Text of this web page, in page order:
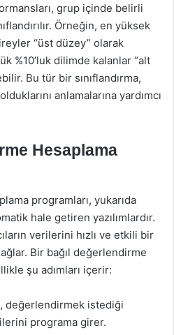
grup içinde belirli
Örneğin, en yüksek
“üst düzey” olarak
%10’luk dilimde kalanlar “alt
Bu tür bir sınıflandırma,
anlamalarına yardımcı
Hesaplama
programları, yukarıda
hale getiren yazılımlardır.
verilerini hızlı ve etkili bir
Bir bağıl değerlendirme
şu adımları içerir:
değerlendirmek istediği
programa girer.